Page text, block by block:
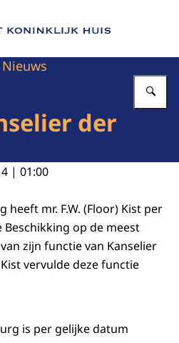
van Het Koninklijk Huis
Nieuws
der
| 01:00
heeft mr. F.W. (Floor) Kist per
Beschikking op de meest
zijn functie van Kanselier
vervulde deze functie
is per gelijke datum